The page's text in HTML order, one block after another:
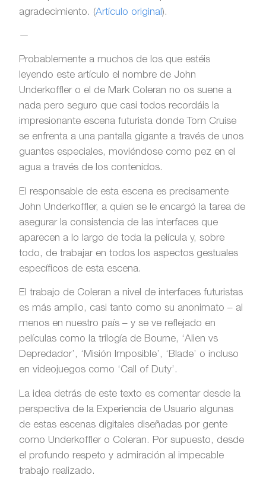
agradecimiento. (Artículo original).
—
Probablemente a muchos de los que estéis
leyendo este artículo el nombre de John
Underkoffler o el de Mark Coleran no os suene a
nada pero seguro que casi todos recordáis la
impresionante escena futurista donde Tom Cruise
se enfrenta a una pantalla gigante a través de unos
guantes especiales, moviéndose como pez en el
agua a través de los contenidos.
El responsable de esta escena es precisamente
John Underkoffler, a quien se le encargó la tarea de
asegurar la consistencia de las interfaces que
aparecen a lo largo de toda la película y, sobre
todo, de trabajar en todos los aspectos gestuales
específicos de esta escena.
El trabajo de Coleran a nivel de interfaces futuristas
es más amplio, casi tanto como su anonimato – al
menos en nuestro país – y se ve reflejado en
películas como la trilogía de Bourne, ‘Alien vs
Depredador’, ‘Misión Imposible’, ‘Blade’ o incluso
en videojuegos como ‘Call of Duty’.
La idea detrás de este texto es comentar desde la
perspectiva de la Experiencia de Usuario algunas
de estas escenas digitales diseñadas por gente
como Underkoffler o Coleran. Por supuesto, desde
el profundo respeto y admiración al impecable
trabajo realizado.